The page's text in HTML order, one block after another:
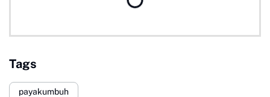
Tags
payakumbuh